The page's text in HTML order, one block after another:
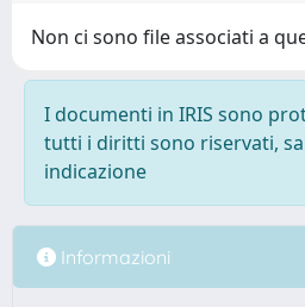
Non ci sono file associati a
I documenti in IRIS sono
tutti i diritti sono riservati,
indicazione
Informazioni